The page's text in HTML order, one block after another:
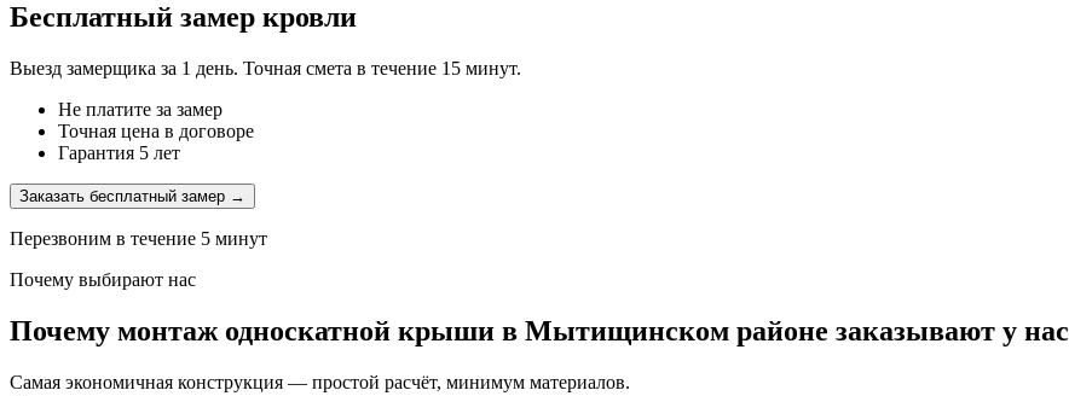
Бесплатный замер кровли
Выезд замерщика за 1 день. Точная смета в течение 15 минут.
Не платите за замер
Точная цена в договоре
Гарантия 5 лет
Заказать бесплатный замер →
Перезвоним в течение 5 минут
Почему выбирают нас
Почему монтаж односкатной крыши в Мытищинском районе заказывают у нас
Самая экономичная конструкция — простой расчёт, минимум материалов.